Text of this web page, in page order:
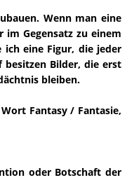
Wenn man eine
Gegensatz zu einem
eine Figur, die jeder
besitzen Bilder, die erst
bleiben.
Fantasy / Fantasie,
oder Botschaft der